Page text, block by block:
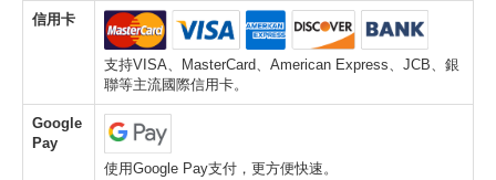
信用卡
支持VISA、MasterCard、American Express、JCB、銀
聯等主流國際信用卡。
Google
Pay
使用Google Pay支付，更方便快速。